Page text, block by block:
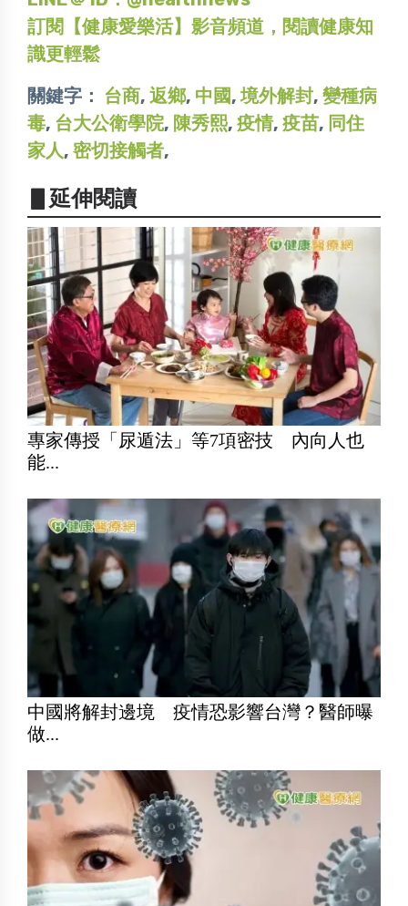
訂閱【健康愛樂活】影音頻道，閱讀健康知
識更輕鬆
關鍵字： 台商, 返鄉, 中國,境外解封, 變種病
毒, 台大公衛學院, 陳秀熙, 疫情, 疫苗, 同住
家人, 密切接觸者,
▋延伸閱讀
專家傳授「尿遁法」等7項密技 內向人也
能...
中國將解封邊境 疫情恐影響台灣？醫師曝
做...